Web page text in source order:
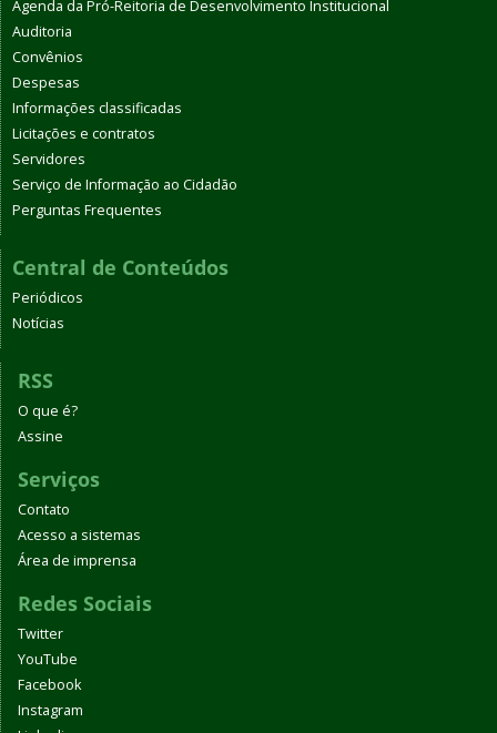
Agenda da Pró-Reitoria de Desenvolvimento Institucional
Auditoria
Convênios
Despesas
Informações classificadas
Licitações e contratos
Servidores
Serviço de Informação ao Cidadão
Perguntas Frequentes
Central de Conteúdos
Periódicos
Notícias
RSS
O que é?
Assine
Serviços
Contato
Acesso a sistemas
Área de imprensa
Redes Sociais
Twitter
YouTube
Facebook
Instagram